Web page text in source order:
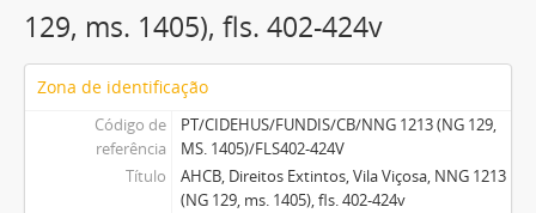
129, ms. 1405), fls. 402-424v
Zona de identificação
Código de
referência
PT/CIDEHUS/FUNDIS/CB/NNG 1213 (NG 129,
MS. 1405)/FLS402-424V
Título
AHCB, Direitos Extintos, Vila Viçosa, NNG 1213
(NG 129, ms. 1405), fls. 402-424v